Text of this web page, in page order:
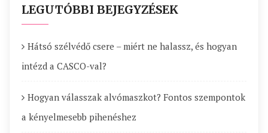
LEGUTÓBBI BEJEGYZÉSEK
Hátsó szélvédő csere – miért ne halassz, és hogyan
intézd a CASCO-val?
Hogyan válasszak alvómaszkot? Fontos szempontok
a kényelmesebb pihenéshez